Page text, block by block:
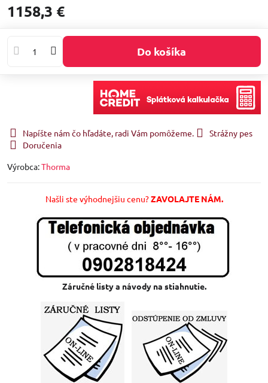
1158,3 €
Do košíka
Napíšte nám čo hľadáte, radi Vám pomôžeme.
Strážny pes
Doručenia
Výrobca:Thorma
Našli ste výhodnejšiu cenu?ZAVOLAJTE NÁM.
Záručné listy a návody na stiahnutie.